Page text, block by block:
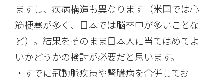
ますし、疾病構造も異なります（米国では心
筋梗塞が多く、日本では脳卒中が多いことな
ど）。結果をそのまま日本人に当てはめてよ
いかどうかの検討が必要だと思います。
・すでに冠動脈疾患や腎臓病を合併してお